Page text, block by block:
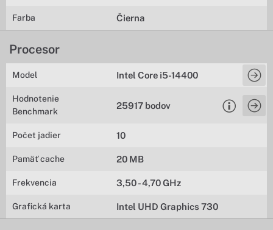
Farba Čierna
Procesor
Model Intel Core i5-14400
Hodnotenie
Benchmark
25917 bodov
Počet jadier 10
Pamäť cache 20 MB
Frekvencia 3,50 - 4,70 GHz
Grafická karta Intel UHD Graphics 730